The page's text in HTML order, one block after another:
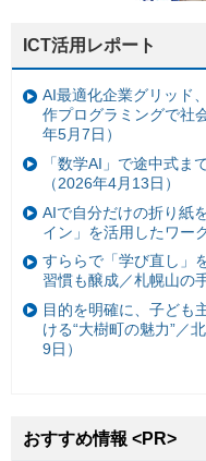
ICT活用レポート
AI最適化企業グリッド
作プログラミングで社
年5月7日）
「数学AI」で途中式ま
（2026年4月13日）
AIで自分だけの折り紙
イン」を活用したワー
すららで「学び直し」
習慣も醸成／札幌山の
目的を明確に、子ども
ける“大樹町の魅力”／
9日）
おすすめ情報 <PR>